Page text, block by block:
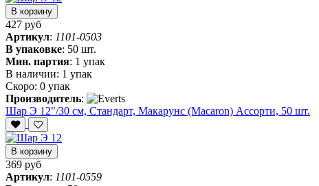
В корзину
427 руб
Артикул: 1101-0503
В упаковке: 50 шт.
Мин. партия: 1 упак
В наличии: 1 упак
Скоро: 0 упак
Производитель:
Шар Э 12"/30 см, Стандарт, Макарунс (Macaron) Ассорти, 50 шт.
В корзину
369 руб
Артикул: 1101-0559